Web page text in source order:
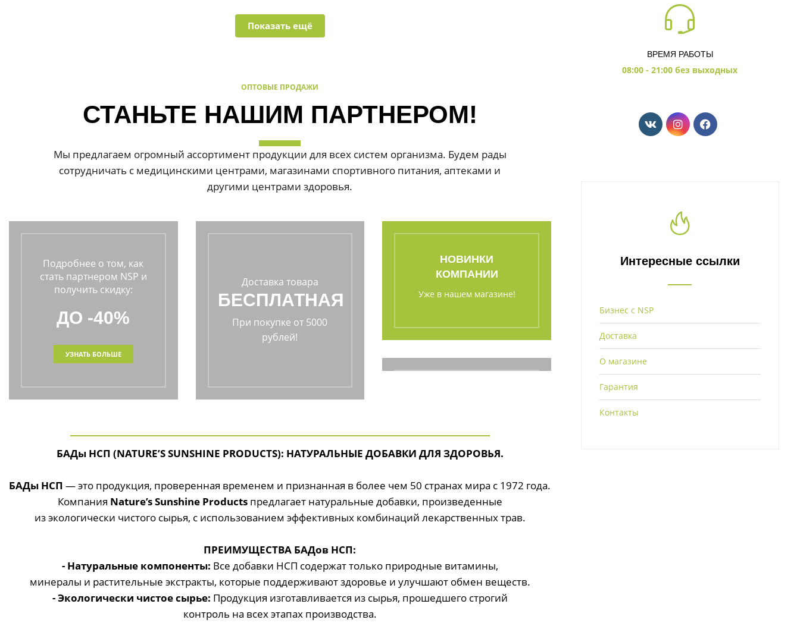
ВРЕМЯ РАБОТЫ
08:00 - 21:00 без выходных
Интересные ссылки
Бизнес с NSP
Доставка
О магазине
Гарантия
Контакты
Показать ещё
ОПТОВЫЕ ПРОДАЖИ
СТАНЬТЕ НАШИМ ПАРТНЕРОМ!
Мы предлагаем огромный ассортимент продукции для всех систем организма. Будем рады
сотрудничать с медицинскими центрами, магазинами спортивного питания, аптеками и
другими центрами здоровья.
Подробнее о том, как
стать партнером NSP и
получить скидку:
ДО -40%
УЗНАТЬ БОЛЬШЕ
Доставка товара
БЕСПЛАТНАЯ
При покупке от 5000
рублей!
НОВИНКИ
КОМПАНИИ
Уже в нашем магазине!
БАДы НСП (NATURE’S SUNSHINE PRODUCTS): НАТУРАЛЬНЫЕ ДОБАВКИ ДЛЯ ЗДОРОВЬЯ.
БАДы НСП — это продукция, проверенная временем и признанная в более чем 50 странах мира с 1972 года.
Компания Nature’s Sunshine Productsпредлагает натуральные добавки, произведенные
из экологически чистого сырья, с использованием эффективных комбинаций лекарственных трав.
ПРЕИМУЩЕСТВА БАДов НСП:
- Натуральные компоненты: Все добавки НСП содержат только природные витамины,
минералы и растительные экстракты, которые поддерживают здоровье и улучшают обмен веществ.
- Экологически чистое сырье: Продукция изготавливается из сырья, прошедшего строгий
контроль на всех этапах производства.